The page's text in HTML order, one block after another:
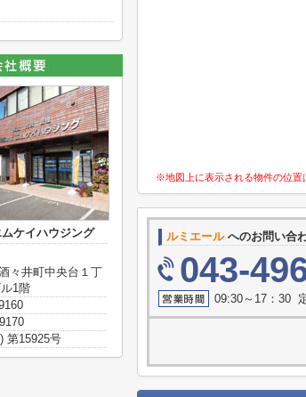
※地図上に表示される物件の位置
ルミエールへのお問い合
043-
09:30～17：30
ケイハウジング
々井町中央台１丁
1階
第15925号